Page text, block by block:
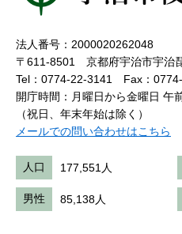
法人番号：2000020262048
〒611-8501 京都府宇治市宇治
Tel：0774-22-3141
Fax：
開庁時間：月曜日から金曜日 午
（祝日、年末年始は除く）
メールでの問い合わせはこちら
人口 177,551人
男性 85,138人